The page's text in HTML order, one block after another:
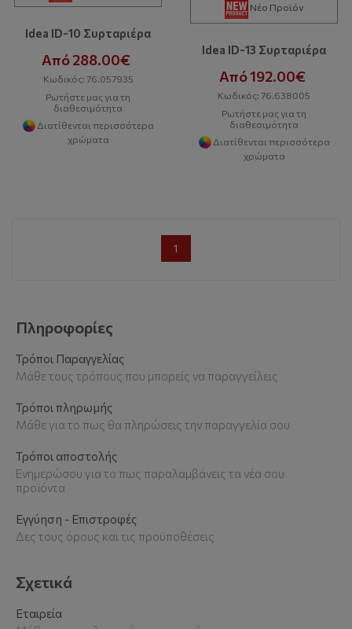
Idea ID-10 Συρταριέρα
Από 288.00€
Κωδικός: 76.057935
Ρωτήστε μας για τη
διαθεσιμότητα
Διατίθενται περισσότερα
χρώματα
Νέο Προϊόν
Idea ID-13 Συρταριέρα
Από 192.00€
Κωδικός: 76.638005
Ρωτήστε μας για τη
διαθεσιμότητα
Διατίθενται περισσότερα
χρώματα
1
Πληροφορίες
Τρόποι Παραγγελίας
Μάθε τους τρόπους που μπορείς να παραγγείλεις
Τρόποι πληρωμής
Μάθε για το πως θα πληρώσεις την παραγγελία σου
Τρόποι αποστολής
Ενημερώσου για το πως παραλαμβάνεις τα νέα σου
προϊόντα
Εγγύηση - Επιστροφές
Δες τους όρους και τις προϋποθέσεις
Σχετικά
Εταιρεία